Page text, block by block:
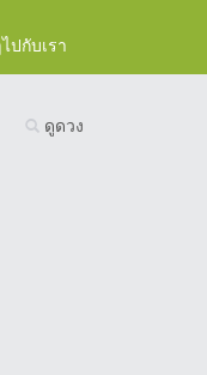
ปกับเรา
ดูดวง